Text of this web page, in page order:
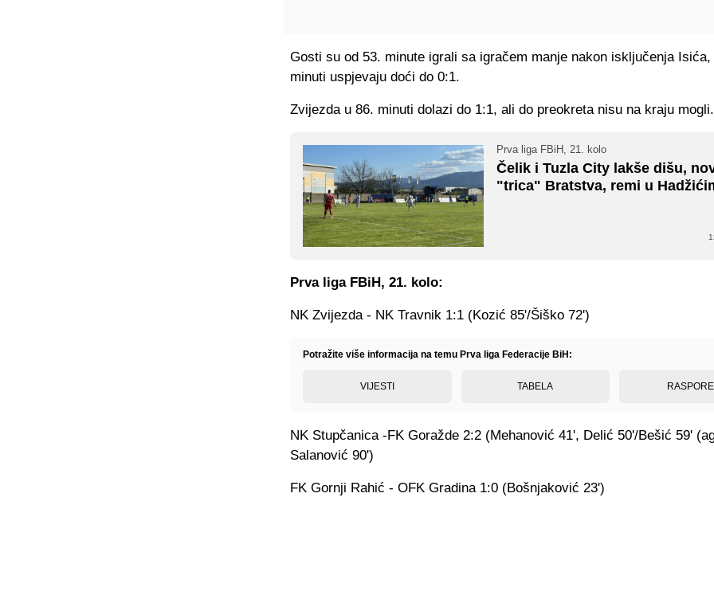
Gosti su od 53. minute igrali sa igračem manje nakon isključenja Isića,
minuti uspjevaju doći do 0:1.
Zvijezda u 86. minuti dolazi do 1:1, ali do preokreta nisu na kraju mogli.
Prva liga FBiH, 21. kolo
Čelik i Tuzla City lakše dišu,
"trica" Bratstva, remi u
Prva liga FBiH, 21. kolo:
NK Zvijezda - NK Travnik 1:1 (Kozić 85'/Šiško 72')
Potražite više informacija na temu Prva liga Federacije BiH:
VIJESTI TABELA
NK Stupčanica -FK Goražde 2:2 (Mehanović 41', Delić 50'/Bešić 59'
Salanović 90')
FK Gornji Rahić - OFK Gradina 1:0 (Bošnjaković 23')